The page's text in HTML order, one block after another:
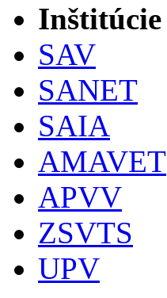
Inštitúcie
SAV
SANET
SAIA
AMAVET
APVV
ZSVTS
UPV